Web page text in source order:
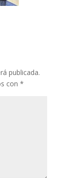
publicada.
con *